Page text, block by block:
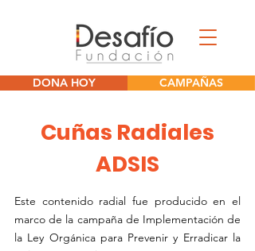
DONA HOY CAMPAÑAS
Cuñas Radiales
ADSIS
Este contenido radial fue producido en el
marco de la campaña de Implementación de
la Ley Orgánica para Prevenir y Erradicar la